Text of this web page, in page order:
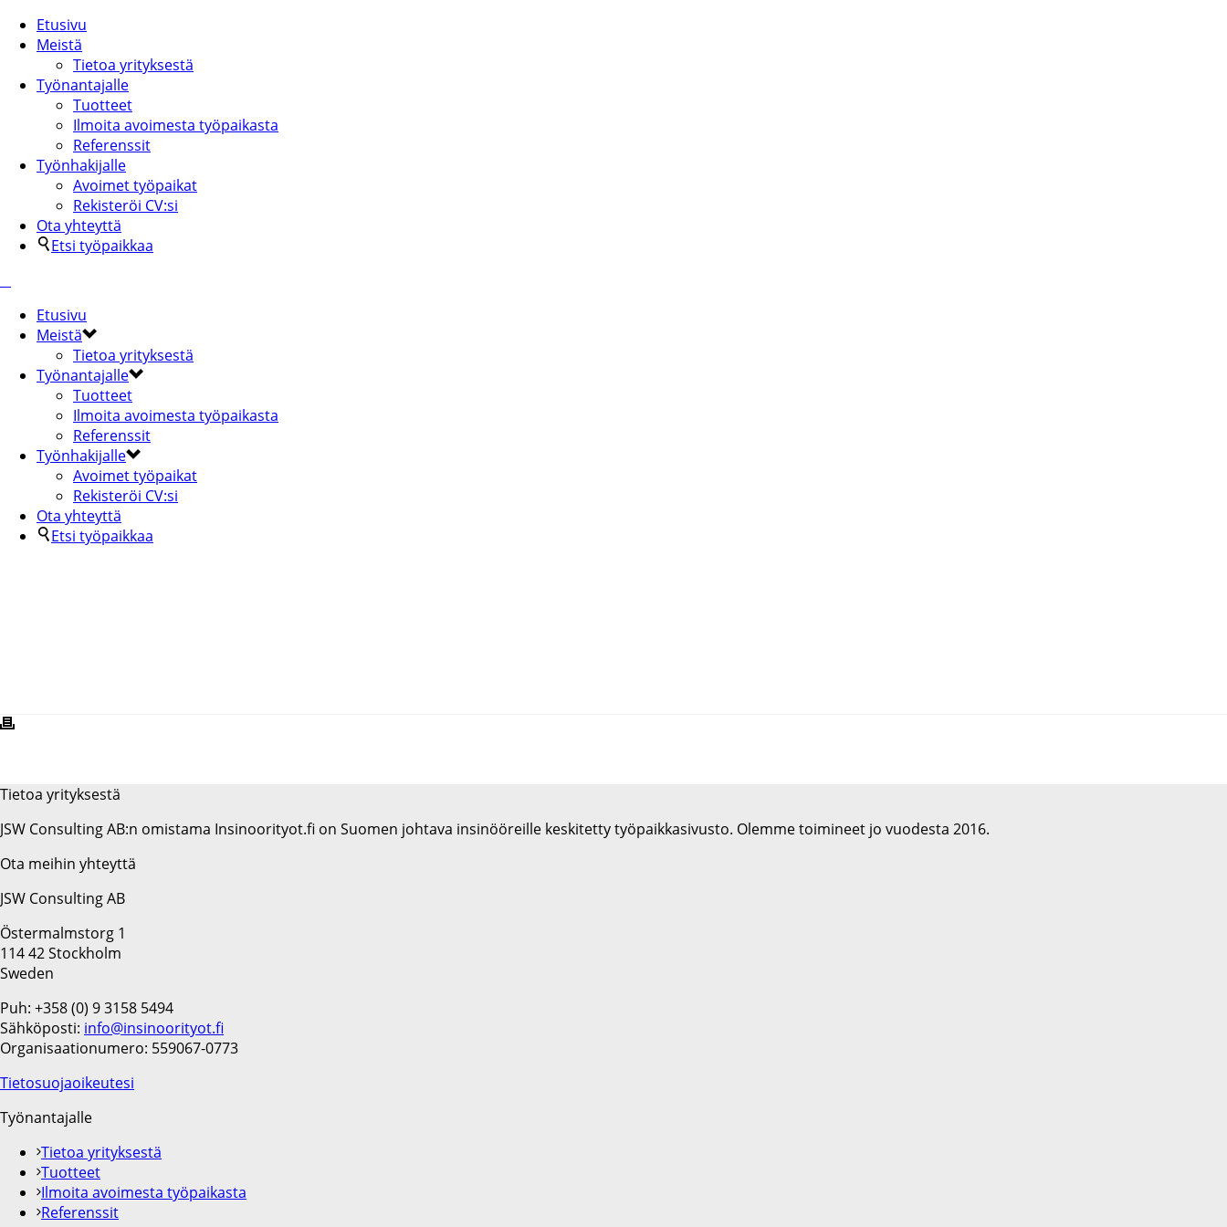
Etusivu
Meistä
Tietoa yrityksestä
Työnantajalle
Tuotteet
Ilmoita avoimesta työpaikasta
Referenssit
Työnhakijalle
Avoimet työpaikat
Rekisteröi CV:si
Ota yhteyttä
Etsi työpaikkaa
Etusivu
Meistä
Tietoa yrityksestä
Työnantajalle
Tuotteet
Ilmoita avoimesta työpaikasta
Referenssit
Työnhakijalle
Avoimet työpaikat
Rekisteröi CV:si
Ota yhteyttä
Etsi työpaikkaa
Tietoa yrityksestä
JSW Consulting AB:n omistama Insinoorityot.fi on Suomen johtava insinööreille keskitetty työpaikkasivusto. Olemme toimineet jo vuodesta 2016.
Ota meihin yhteyttä
JSW Consulting AB
Östermalmstorg 1
114 42 Stockholm
Sweden
Puh: +358 (0) 9 3158 5494
Sähköposti: info@insinoorityot.fi
Organisaationumero: 559067-0773
Tietosuojaoikeutesi
Työnantajalle
Tietoa yrityksestä
Tuotteet
Ilmoita avoimesta työpaikasta
Referenssit